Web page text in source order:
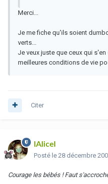
Merci...
Je me fiche qu'ils soient
verts...
Je veux juste que ceux qui
meilleures conditions de vie
Citer
lAlicel
Posté le 28 décembre
Courage les bébés ! Faut